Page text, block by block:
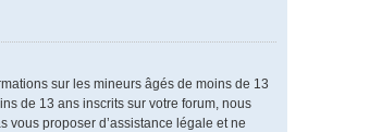
sur les mineurs âgés de moins de 13
de 13 ans inscrits sur votre forum, nous
proposer d’assistance légale et ne